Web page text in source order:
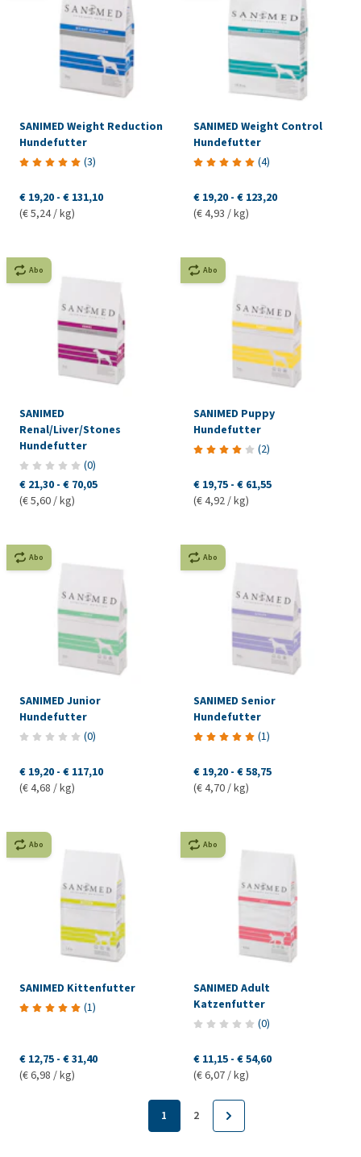
SANIMED Weight Reduction
Hundefutter
(3)
€ 19,20 - € 131,10
(€ 5,24 / kg)
SANIMED Weight Control
Hundefutter
(4)
€ 19,20 - € 123,20
(€ 4,93 / kg)
Abo
SANIMED
Renal/Liver/Stones
Hundefutter
(0)
€ 21,30 - € 70,05
(€ 5,60 / kg)
Abo
SANIMED Puppy
Hundefutter
(2)
€ 19,75 - € 61,55
(€ 4,92 / kg)
Abo
SANIMED Junior
Hundefutter
(0)
€ 19,20 - € 117,10
(€ 4,68 / kg)
Abo
SANIMED Senior
Hundefutter
(1)
€ 19,20 - € 58,75
(€ 4,70 / kg)
Abo
SANIMED Kittenfutter
(1)
€ 12,75 - € 31,40
(€ 6,98 / kg)
Abo
SANIMED Adult
Katzenfutter
(0)
€ 11,15 - € 54,60
(€ 6,07 / kg)
1 2